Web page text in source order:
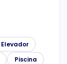
Elevador
Piscina